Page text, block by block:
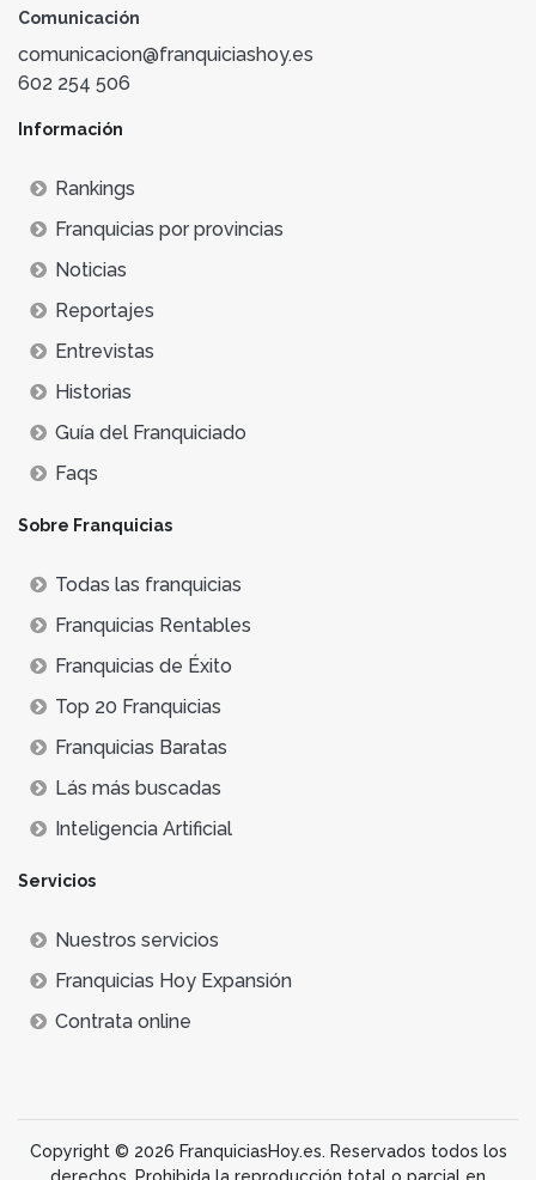
Comunicación
comunicacion@franquiciashoy.es
602 254 506
Información
Rankings
Franquicias por provincias
Noticias
Reportajes
Entrevistas
Historias
Guía del Franquiciado
Faqs
Sobre Franquicias
Todas las franquicias
Franquicias Rentables
Franquicias de Éxito
Top 20 Franquicias
Franquicias Baratas
Lás más buscadas
Inteligencia Artificial
Servicios
Nuestros servicios
Franquicias Hoy Expansión
Contrata online
Copyright © 2026 FranquiciasHoy.es. Reservados todos los
derechos. Prohibida la reproducción total o parcial en